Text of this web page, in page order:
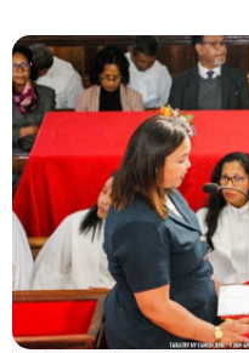
FOTOANA HO AN’NY